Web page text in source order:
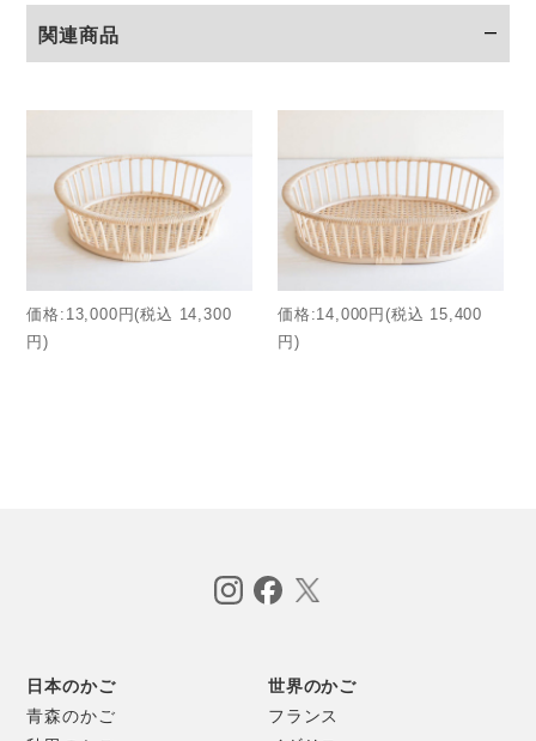
産してきました。
「hairu（ハイル）」シリーズは、ツルヤ商店の籐かごづく
りの技術に、デザイナーの小野里奈さんのデザインがあわさ
って、2016年から
展開がスタートしました。
脱衣かごとしてはもちろんのこと、畳んだタオルやおもち
関連商品
価格:13,000円(税込 14,300
円)
価格:14,000円(税込 15,400
円)
日本のかご
青森のかご
世界のかご
フランス